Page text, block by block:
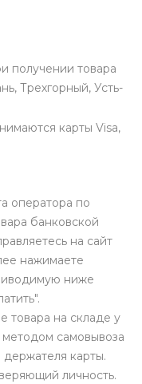
получении товара
Трехгорный, Усть-
карты Visa,
оператора по
банковской
на сайт
нажимаете
ниже
товара на складе у
самовывоза
карты.
личность.